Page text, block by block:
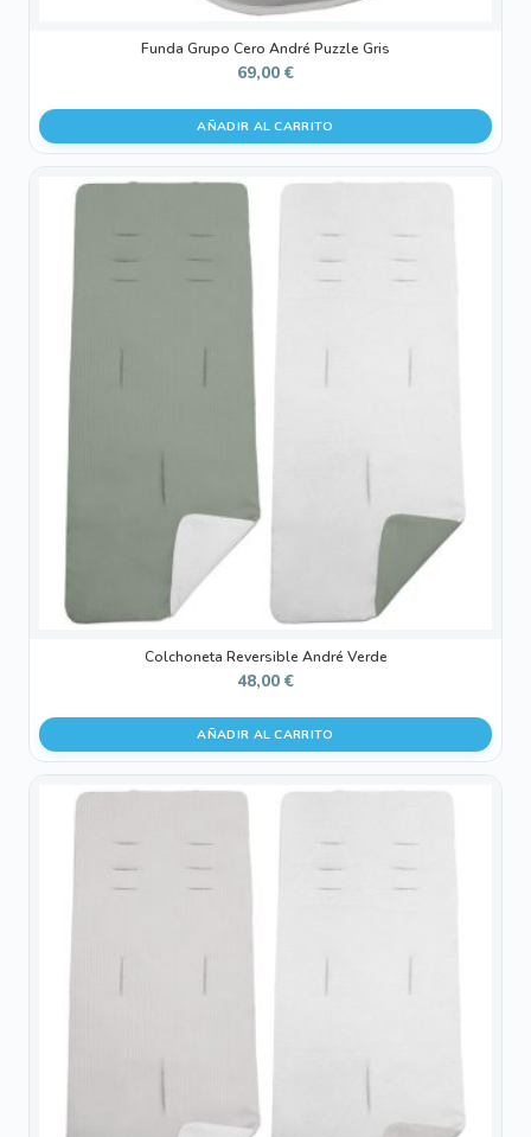
Funda Grupo Cero André Puzzle Gris
69,00 €
AÑADIR AL CARRITO
Colchoneta Reversible André Verde
48,00 €
AÑADIR AL CARRITO